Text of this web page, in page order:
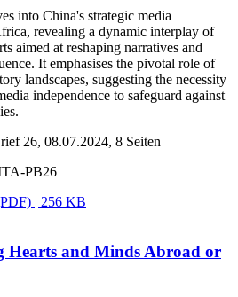
into China's strategic media
revealing a dynamic interplay of
aimed at reshaping narratives and
It emphasises the pivotal role of
landscapes, suggesting the necessity
independence to safeguard against
26, 08.07.2024, 8 Seiten
PB26
| 256 KB
Hearts and Minds Abroad or